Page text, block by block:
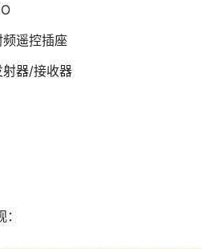
遥控插座
器/接收器